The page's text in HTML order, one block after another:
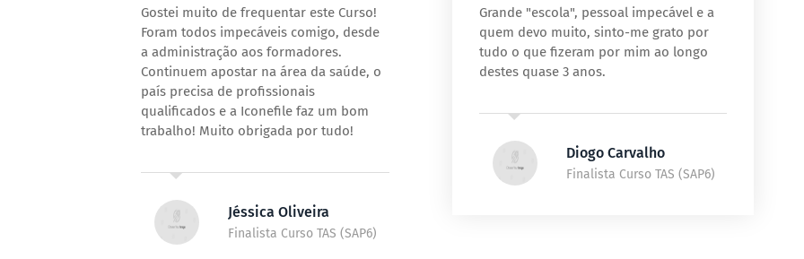
Gostei muito de frequentar este Curso!
Foram todos impecáveis comigo, desde
a administração aos formadores.
Continuem apostar na área da saúde, o
país precisa de profissionais
qualificados e a Iconefile faz um bom
trabalho! Muito obrigada por tudo!
Jéssica Oliveira
Finalista Curso TAS (SAP6)
Grande "escola", pessoal impecável e a
quem devo muito, sinto-me grato por
tudo o que fizeram por mim ao longo
destes quase 3 anos.
Diogo Carvalho
Finalista Curso TAS (SAP6)